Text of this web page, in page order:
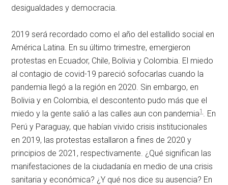
desigualdades y democracia.
2019 será recordado como el año del estallido social en
América Latina. En su último trimestre, emergieron
protestas en Ecuador, Chile, Bolivia y Colombia. El miedo
al contagio de covid-19 pareció sofocarlas cuando la
pandemia llegó a la región en 2020. Sin embargo, en
Bolivia y en Colombia, el descontento pudo más que el
miedo y la gente salió a las calles aun con pandemia1 . En
Perú y Paraguay, que habían vivido crisis institucionales
en 2019, las protestas estallaron a fines de 2020 y
principios de 2021, respectivamente. ¿Qué significan las
manifestaciones de la ciudadanía en medio de una crisis
sanitaria y económica? ¿Y qué nos dice su ausencia? En